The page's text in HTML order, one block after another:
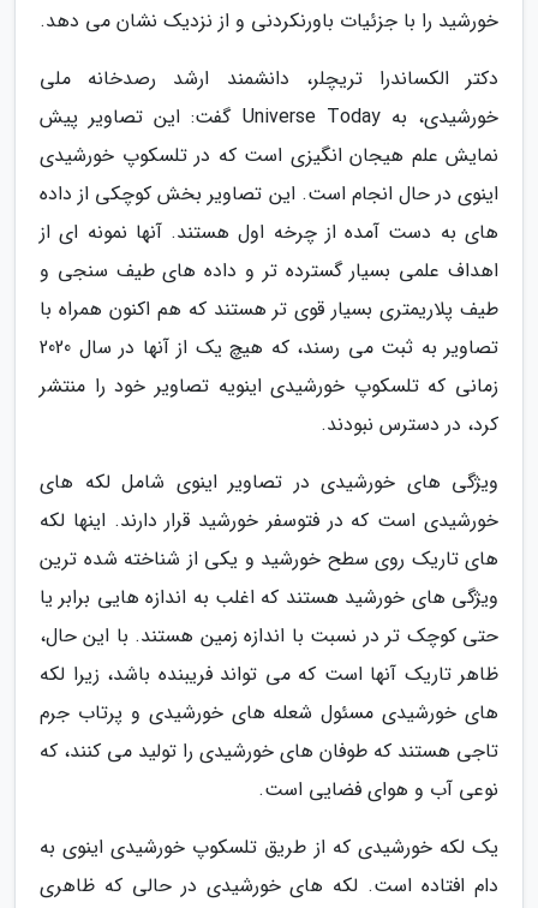
خورشید را با جزئیات باورنکردنی و از نزدیک نشان می دهد.
دکتر الکساندرا تریچلر، دانشمند ارشد رصدخانه ملی
خورشیدی، به Universe Today گفت: این تصاویر پیش
نمایش علم هیجان انگیزی است که در تلسکوپ خورشیدی
اینوی در حال انجام است. این تصاویر بخش کوچکی از داده
های به دست آمده از چرخه اول هستند. آنها نمونه ای از
اهداف علمی بسیار گسترده تر و داده های طیف سنجی و
طیف پلاریمتری بسیار قوی تر هستند که هم اکنون همراه با
تصاویر به ثبت می رسند، که هیچ یک از آنها در سال 2020
زمانی که تلسکوپ خورشیدی اینویه تصاویر خود را منتشر
کرد، در دسترس نبودند.
ویژگی های خورشیدی در تصاویر اینوی شامل لکه های
خورشیدی است که در فتوسفر خورشید قرار دارند. اینها لکه
های تاریک روی سطح خورشید و یکی از شناخته شده ترین
ویژگی های خورشید هستند که اغلب به اندازه هایی برابر یا
حتی کوچک تر در نسبت با اندازه زمین هستند. با این حال،
ظاهر تاریک آنها است که می تواند فریبنده باشد، زیرا لکه
های خورشیدی مسئول شعله های خورشیدی و پرتاب جرم
تاجی هستند که طوفان های خورشیدی را تولید می کنند، که
نوعی آب و هوای فضایی است.
یک لکه خورشیدی که از طریق تلسکوپ خورشیدی اینوی به
دام افتاده است. لکه های خورشیدی در حالی که ظاهری